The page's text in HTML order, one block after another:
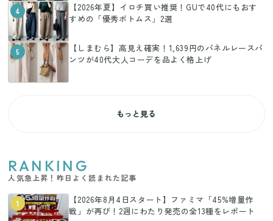
4
【2026年夏】イロチ買い推奨！GUで40代にもおす
すめの「優秀ボトムス」2選
5
【しまむら】高見え確実！1,639円のパネルレースパ
ンツが40代大人コーデを品よく格上げ
もっと見る
RANKING
人気急上昇！昨日よく読まれた記事
1
【2026年8月4日スタート】ファミマ「45%増量作
戦」が再び！2週にわたり発売の全13種をレポート